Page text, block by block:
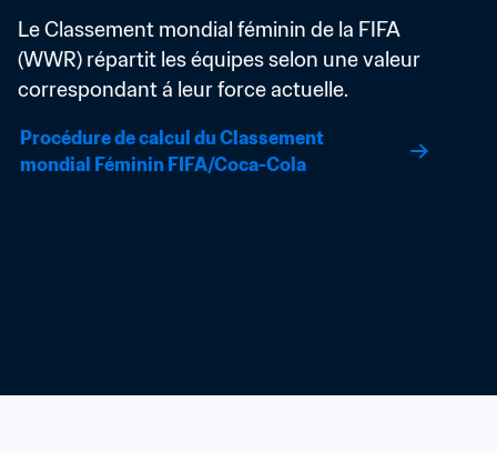
Le Classement mondial féminin de la FIFA
(WWR) répartit les équipes selon une valeur
correspondant á leur force actuelle.
Procédure de calcul du Classement
mondial Féminin FIFA/Coca-Cola